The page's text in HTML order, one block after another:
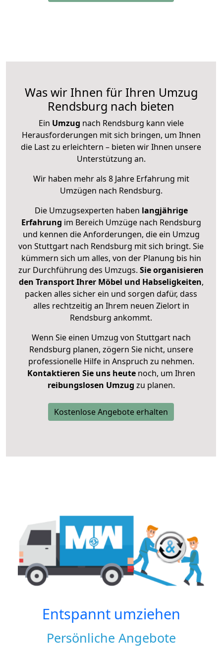
Was wir Ihnen für Ihren Umzug
Rendsburg nach bieten
Ein Umzug nach Rendsburg kann viele
Herausforderungen mit sich bringen, um Ihnen
die Last zu erleichtern – bieten wir Ihnen unsere
Unterstützung an.
Wir haben mehr als 8 Jahre Erfahrung mit
Umzügen nach Rendsburg.
Die Umzugsexperten haben langjährige
Erfahrung im Bereich Umzüge nach Rendsburg
und kennen die Anforderungen, die ein Umzug
von Stuttgart nach Rendsburg mit sich bringt. Sie
kümmern sich um alles, von der Planung bis hin
zur Durchführung des Umzugs. Sie organisieren
den Transport Ihrer Möbel und Habseligkeiten,
packen alles sicher ein und sorgen dafür, dass
alles rechtzeitig an Ihrem neuen Zielort in
Rendsburg ankommt.
Wenn Sie einen Umzug von Stuttgart nach
Rendsburg planen, zögern Sie nicht, unsere
professionelle Hilfe in Anspruch zu nehmen.
Kontaktieren Sie uns heutenoch, um Ihren
reibungslosen Umzug zu planen.
Kostenlose Angebote erhalten
Entspannt umziehen
Persönliche Angebote